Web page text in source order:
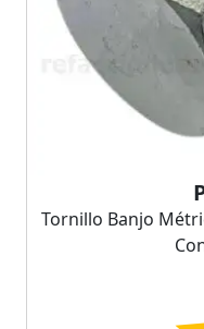
Tornillo Banjo